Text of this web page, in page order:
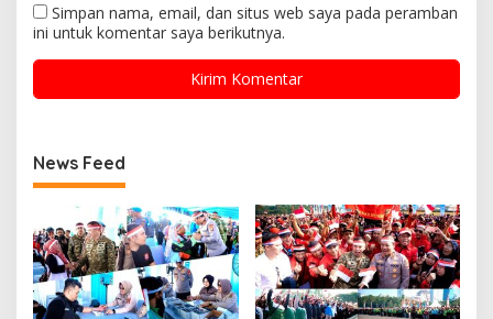
Simpan nama, email, dan situs web saya pada peramban
ini untuk komentar saya berikutnya.
News Feed